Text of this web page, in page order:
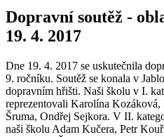
Dopravní soutěž -
19. 4. 2017
Dne 19. 4. 2017 se uskutečnila
9. ročníku. Soutěž se konala v
dopravním hřišti. Naši školu v I.
reprezentovali Karolína
Šruma, Ondřej Sejkora. V II.
naši školu Adam Kučera, Petr